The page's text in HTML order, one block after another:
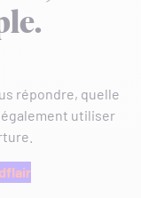
répondre, quelle
utiliser